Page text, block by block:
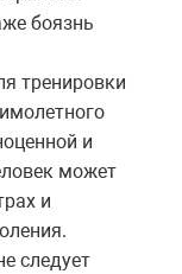
боязнь
тренировки
и
может
и
следует